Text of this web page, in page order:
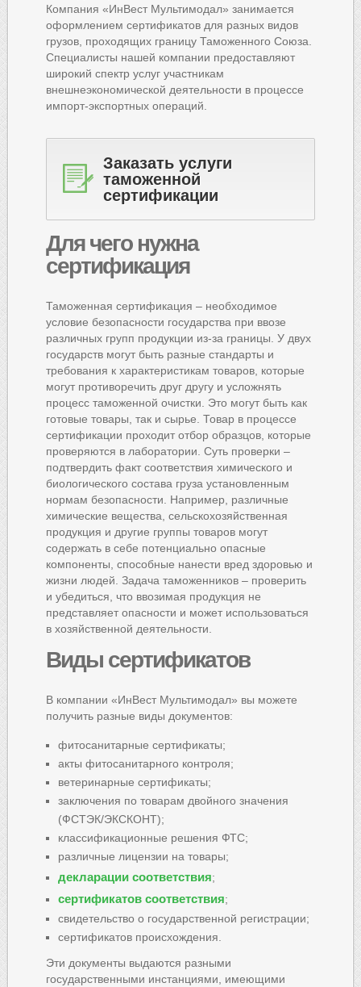
Компания «ИнВест Мультимодал» занимается
оформлением сертификатов для разных видов
грузов, проходящих границу Таможенного Союза.
Специалисты нашей компании предоставляют
широкий спектр услуг участникам
внешнеэкономической деятельности в процессе
импорт-экспортных операций.
Заказать услуги
таможенной
сертификации
Длячего нужна
сертификация
Таможенная сертификация – необходимое
условие безопасности государства при ввозе
различных групп продукции из-за границы. У двух
государств могут быть разные стандарты и
требования к характеристикам товаров, которые
могут противоречить друг другу и усложнять
процесс таможенной очистки. Это могут быть как
готовые товары, так и сырье. Товар в процессе
сертификации проходит отбор образцов, которые
проверяются в лаборатории. Суть проверки –
подтвердить факт соответствия химического и
биологического состава груза установленным
нормам безопасности. Например, различные
химические вещества, сельскохозяйственная
продукция и другие группы товаров могут
содержать в себе потенциально опасные
компоненты, способные нанести вред здоровью и
жизни людей. Задача таможенников – проверить
и убедиться, что ввозимая продукция не
представляет опасности и может использоваться
в хозяйственной деятельности.
Видысертификатов
В компании «ИнВест Мультимодал» вы можете
получить разные виды документов:
фитосанитарные сертификаты;
акты фитосанитарного контроля;
ветеринарные сертификаты;
заключения по товарам двойного значения
(ФСТЭК/ЭКСКОНТ);
классификационные решения ФТС;
различные лицензии на товары;
декларации соответствия;
сертификатов соответствия;
свидетельство о государственной регистрации;
сертификатов происхождения.
Эти документы выдаются разными
государственными инстанциями, имеющими